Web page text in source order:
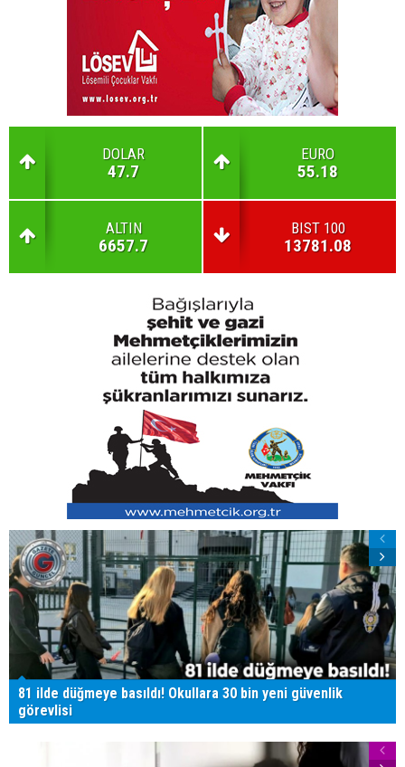
DOLAR
47.7
EURO
55.18
ALTIN
6657.7
BIST 100
13781.08
81 ilde düğmeye basıldı! Okullara 30 bin yeni güvenlik
görevlisi